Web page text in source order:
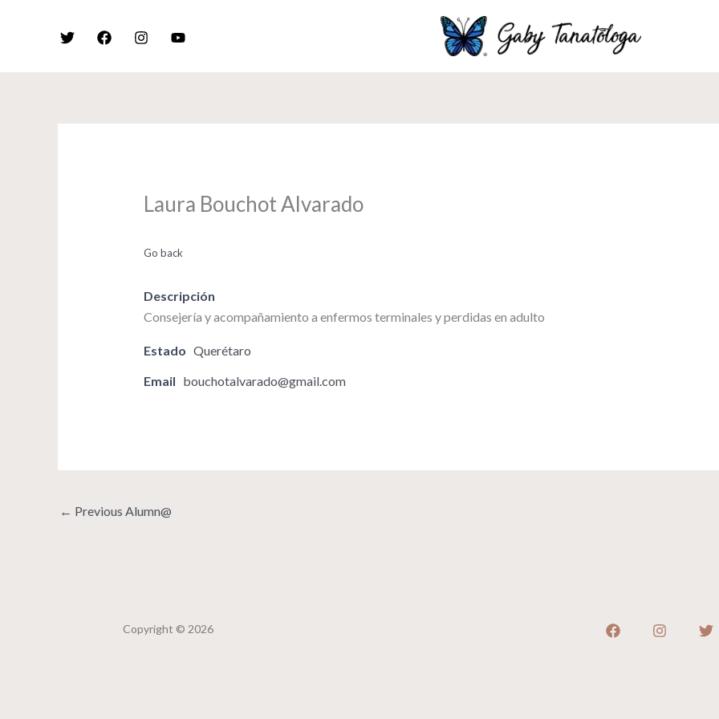
Laura Bouchot Alvarado
Go back
Descripción
Consejería y acompañamiento a enfermos terminales y perdidas en adulto
Estado Querétaro
Email bouchotalvarado@gmail.com
← Previous Alumn@
Copyright © 2026